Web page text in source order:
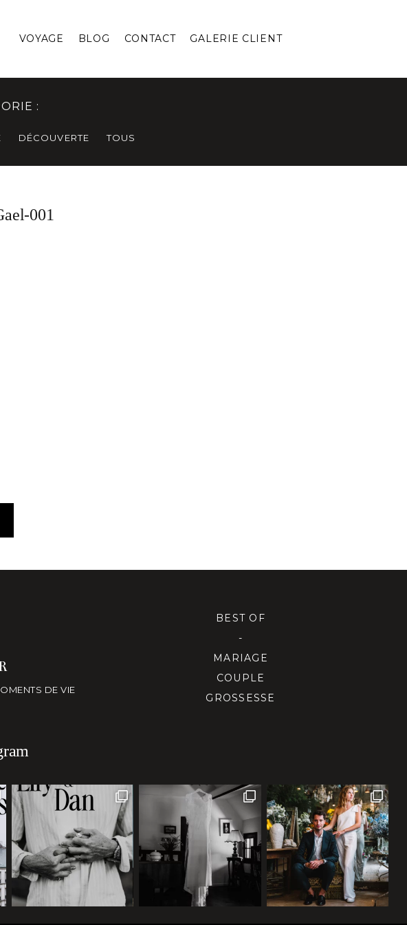
VOYAGE BLOG CONTACT GALERIE CLIENT
:
DÉCOUVERTE TOUS
001
DE VIE
BEST OF
-
MARIAGE
COUPLE
GROSSESSE